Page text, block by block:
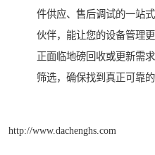
件供应、售后调试的一站
伙伴，能让您的设备管理
正面临地磅回收或更新需
筛选，确保找到真正可靠的
http://www.dachenghs.com